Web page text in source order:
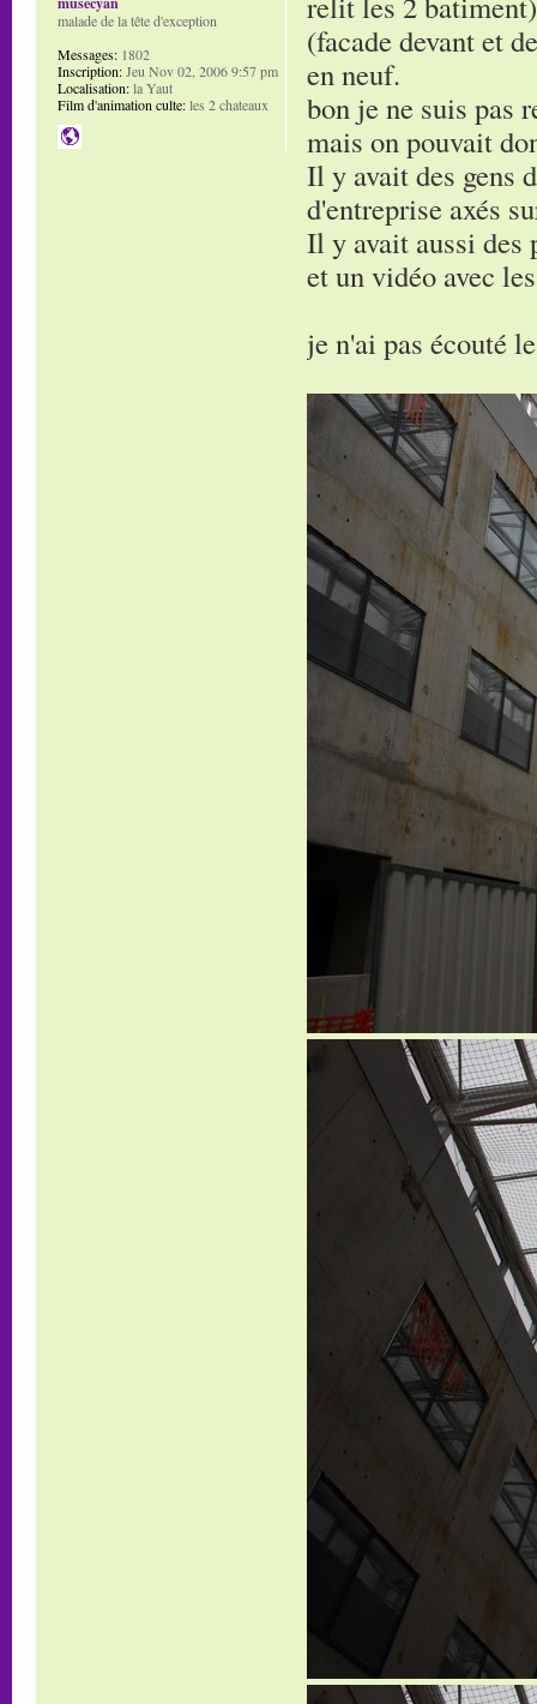
(facade devant et
en neuf.
bon je ne suis pas
mais on pouvait
Il y avait des gens
d'entreprise axés
Il y avait aussi
et un vidéo avec
je n'ai pas écouté
malade de la tête d'exception
Messages: 1802
Inscription:Jeu Nov 02, 2006 9:57 pm
Localisation:la Yaut
Film d'animation culte:les 2 chateaux